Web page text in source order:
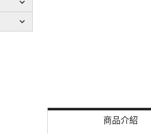
商品介紹